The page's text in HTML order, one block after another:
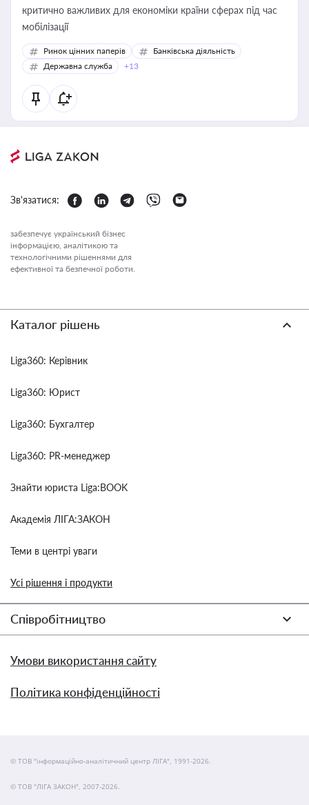
критично важливих для економіки країни сферах під час
мобілізації
Ринок цінних паперів
Банківська діяльність
Державна служба
+13
Зв'язатися:
забезпечує український бізнес
інформацією, аналітикою та
технологічними рішеннями для
ефективної та безпечної роботи.
Каталог рішень
Liga360: Керівник
Liga360: Юрист
Liga360: Бухгалтер
Liga360: PR-менеджер
Знайти юриста Liga:BOOK
Академія ЛІГА:ЗАКОН
Теми в центрі уваги
Усі рішення і продукти
Співробітництво
Умови використання сайту
Політика конфіденційності
© ТОВ "інформаційно-аналітичний центр ЛІГА", 1991-2026.
© ТОВ "ЛІГА ЗАКОН", 2007-2026.